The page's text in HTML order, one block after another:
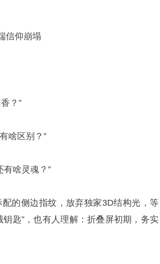
信仰崩塌
？”
啥区别？”
有啥灵魂？”
的侧边指纹，放弃独家3D结构光，等
匙”，也有人理解：折叠屏初期，务实